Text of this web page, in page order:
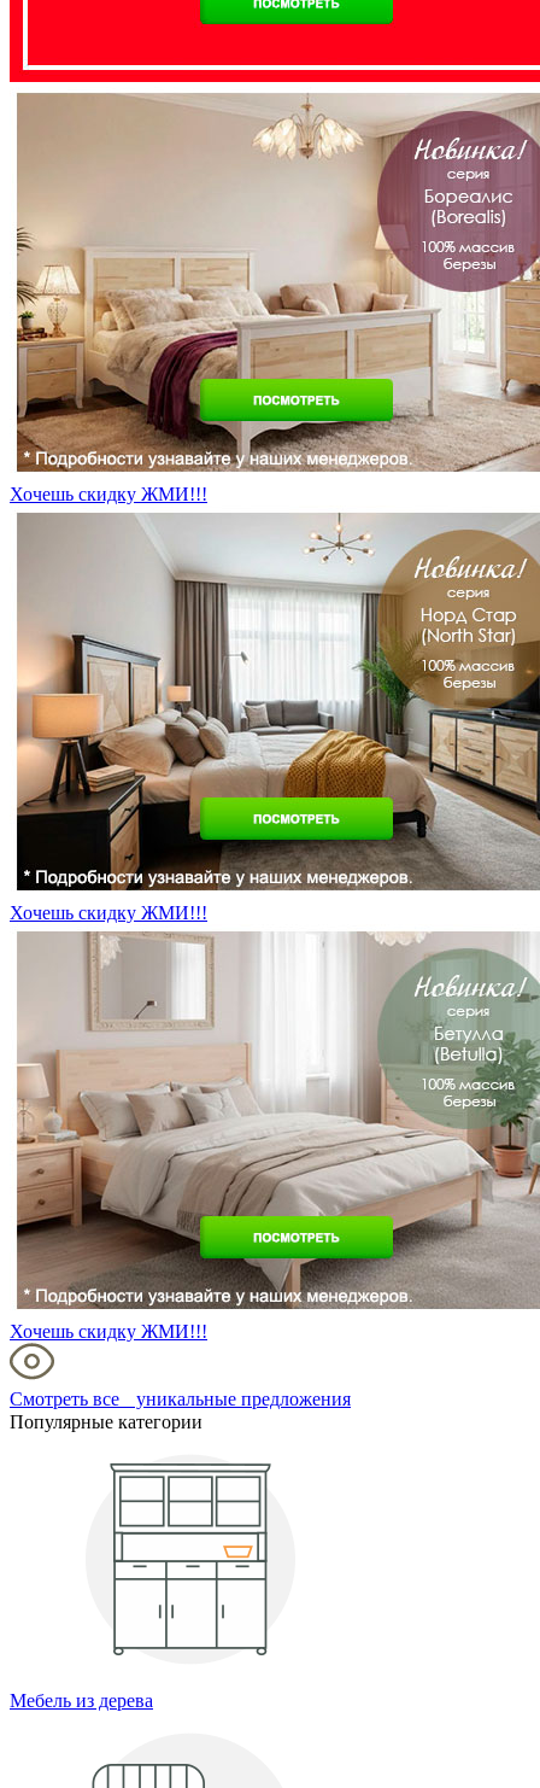
Хочешь скидку ЖМИ!!!
Хочешь скидку ЖМИ!!!
Хочешь скидку ЖМИ!!!
Смотреть все уникальные предложения
Популярные категории
Мебель из дерева